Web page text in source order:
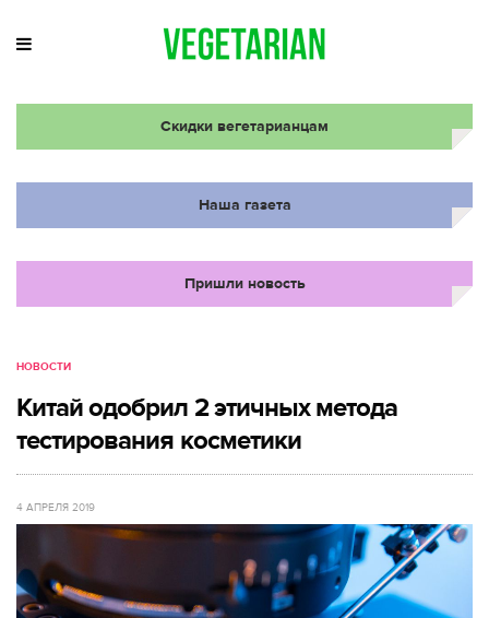
Скидки вегетарианцам
Наша газета
Пришли новость
НОВОСТИ
Китай одобрил 2 этичных метода
тестирования косметики
4 АПРЕЛЯ 2019